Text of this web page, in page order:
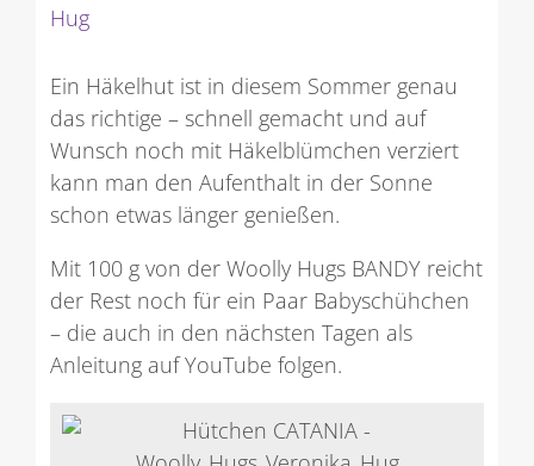
grösseres
Ein Häkelhut ist in diesem Sommer genau
das richtige – schnell gemacht und auf
Wunsch noch mit Häkelblümchen verziert
kann man den Aufenthalt in der Sonne
schon etwas länger genießen.
Mit 100 g von der Woolly Hugs BANDY reicht
der Rest noch für ein Paar Babyschühchen
– die auch in den nächsten Tagen als
Anleitung auf YouTube folgen.